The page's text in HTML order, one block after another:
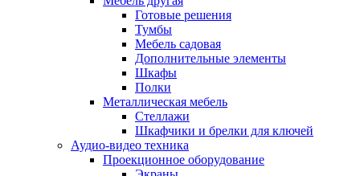
Готовые решения
Тумбы
Мебель садовая
Дополнительные элементы
Шкафы
Полки
Металлическая мебель
Стеллажи
Шкафчики и брелки для ключей
Аудио-видео техника
Проекционное оборудование